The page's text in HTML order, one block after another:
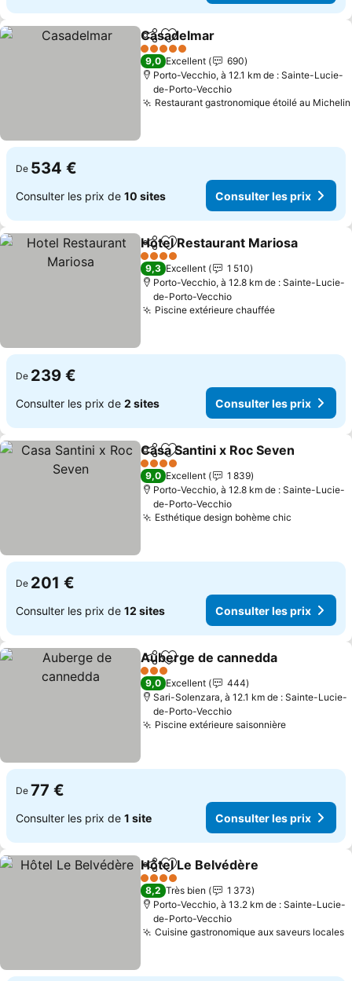
PartagerAjouter à mes favoris
Casadelmar
5 Étoiles
9,0 Excellent
690
Porto-Vecchio, à 12.1 km de : Sainte-Lucie-
de-Porto-Vecchio
Restaurant gastronomique étoilé au Michelin
De 534 €
Consulter les prix de 10 sites Consulter les prix
PartagerAjouter à mes favoris
Hotel Restaurant Mariosa
4 Étoiles
9,3 Excellent
1 510
Porto-Vecchio, à 12.8 km de : Sainte-Lucie-
de-Porto-Vecchio
Piscine extérieure chauffée
De 239 €
Consulter les prix de 2 sites Consulter les prix
PartagerAjouter à mes favoris
Casa Santini x Roc Seven
4 Étoiles
9,0 Excellent
1 839
Porto-Vecchio, à 12.8 km de : Sainte-Lucie-
de-Porto-Vecchio
Esthétique design bohème chic
De 201 €
Consulter les prix de 12 sites Consulter les prix
PartagerAjouter à mes favoris
Auberge de cannedda
3 Étoiles
9,0 Excellent
444
Sari-Solenzara, à 12.1 km de : Sainte-Lucie-
de-Porto-Vecchio
Piscine extérieure saisonnière
De 77 €
Consulter les prix de 1 site Consulter les prix
PartagerAjouter à mes favoris
Hôtel Le Belvédère
4 Étoiles
8,2 Très bien
1 373
Porto-Vecchio, à 13.2 km de : Sainte-Lucie-
de-Porto-Vecchio
Cuisine gastronomique aux saveurs locales